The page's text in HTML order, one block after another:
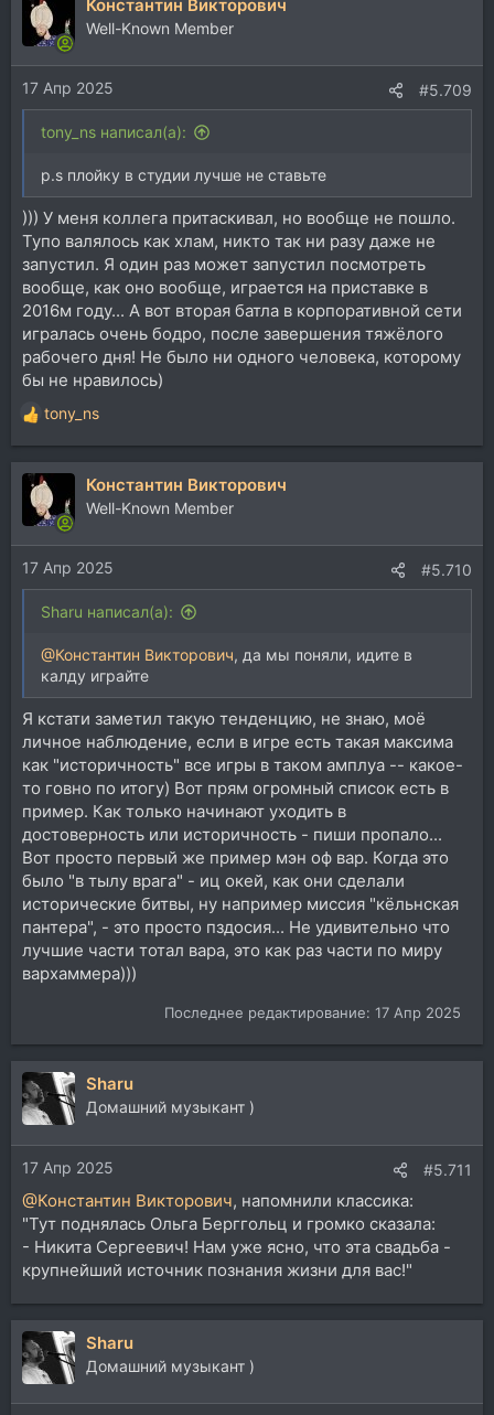
ц
и
и
:
Константин Викторович
Well-Known Member
17 Апр 2025 #5.709
tony_ns написал(а):
p.s плойку в студии лучше не ставьте
))) У меня коллега притаскивал, но вообще не пошло.
Тупо валялось как хлам, никто так ни разу даже не
запустил. Я один раз может запустил посмотреть
вообще, как оно вообще, играется на приставке в
2016м году... А вот вторая батла в корпоративной сети
игралась очень бодро, после завершения тяжёлого
рабочего дня! Не было ни одного человека, которому
бы не нравилось)
Р
е
а
ц
и
и
:
tony_ns
Константин Викторович
Well-Known Member
17 Апр 2025 #5.710
Sharu написал(а):
@Константин Викторович, да мы поняли, идите в
калду играйте
Я кстати заметил такую тенденцию, не знаю, моё
личное наблюдение, если в игре есть такая максима
как "историчность" все игры в таком амплуа -- какое-
то говно по итогу) Вот прям огромный список есть в
пример. Как только начинают уходить в
достоверность или историчность - пиши пропало...
Вот просто первый же пример мэн оф вар. Когда это
было "в тылу врага" - иц окей, как они сделали
исторические битвы, ну например миссия "кёльнская
пантера", - это просто пздосия... Не удивительно что
лучшие части тотал вара, это как раз части по миру
вархаммера)))
Последнее редактирование: 17 Апр 2025
Sharu
Домашний музыкант )
17 Апр 2025 #5.711
@Константин Викторович, напомнили классика:
"Тут поднялась Ольга Берггольц и громко сказала:
- Никита Сергеевич! Нам уже ясно, что эта свадьба -
крупнейший источник познания жизни для вас!"
Sharu
Домашний музыкант )